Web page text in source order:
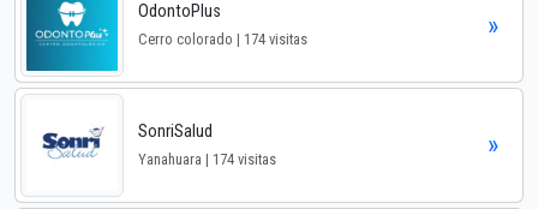
OdontoPlus
Cerro colorado | 174 visitas »
SonriSalud
Yanahuara | 174 visitas »